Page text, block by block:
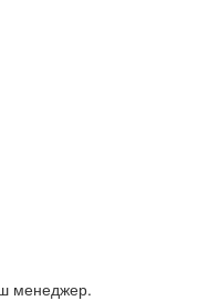
менеджер.